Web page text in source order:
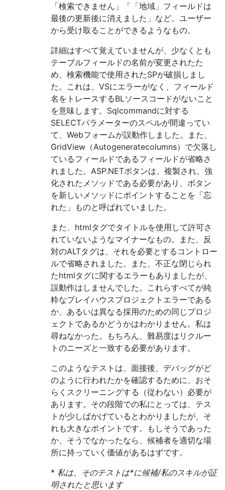
「検索できません」「「地域」フィールドは
最後の更新後に消えました」など。ユーザー
から受け取ることができるようなもの。
詳細はすべて覚えていませんが、少なくとも
テーブルフィールドの名前が変更されたた
め、検索機能で使用されたSPが破損しまし
た。これは、VSにエラーがなく、フィールド
名をトレースするBLソースコードがないこと
を意味します。Sqlcommandに対する
SELECTパラメーターのスペルが間違ってい
て、Webフォームが誤動作しました。また、
GridView（Autogeneratecolumns）で欠落し
ているフィールドであるフィールドが省略さ
れました。ASP.NETボタンは、複製され、強
化されたメソッドである必要があり、ボタン
を新しいメソッドにポイントすることを「忘
れた」ものと呼ばれていました。
また、htmlタグでタイトルを使用して許可さ
れていないようなマイナーなもの。また、反
対のALTタグは、それを必要とするコントロー
ルで省略されました。また、不正な閉じられ
たhtmlタグに関するエラーもありましたが、
誤動作はしませんでした。これらすべてが純
粋なプレイハウスプロジェクトエラーである
か、あるいは異なる採用のための同じプロジ
ェクトであるかどうかはわかりません。私は
尋ねなかった。もちろん、難易度はリクルー
トのニーズと一致する必要があります。
このようなテストは、面接後、デバッグがど
のように行われたかを確認するために、おそ
らくスクリーニングする（従わない）必要が
あります。その段階での私にとっては、テス
トが少しばかげているとわかりましたが、そ
れも大きなポイントです。もしそうであった
か、そうでなかったなら、候補者を適切な場
所に持っていく価値があるはずです。
* 私は、そのテストは*に候補/私のスキルが証
明されたと思います